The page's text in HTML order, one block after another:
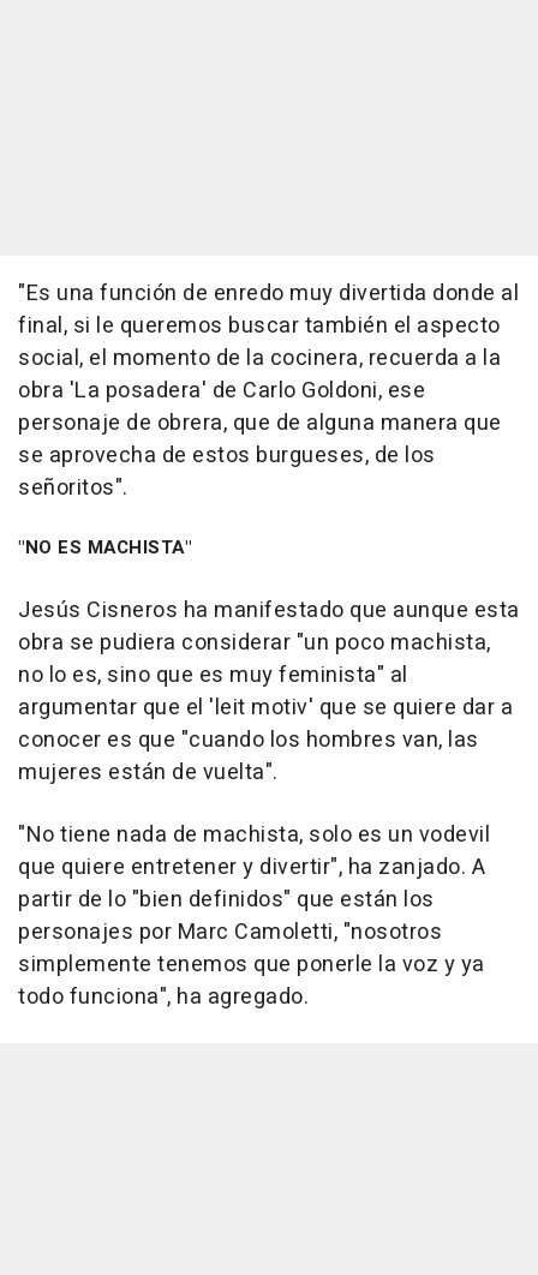
"Es una función de enredo muy divertida donde al
final, si le queremos buscar también el aspecto
social, el momento de la cocinera, recuerda a la
obra 'La posadera' de Carlo Goldoni, ese
personaje de obrera, que de alguna manera que
se aprovecha de estos burgueses, de los
señoritos".
"NO ES MACHISTA"
Jesús Cisneros ha manifestado que aunque esta
obra se pudiera considerar "un poco machista,
no lo es, sino que es muy feminista" al
argumentar que el 'leit motiv' que se quiere dar a
conocer es que "cuando los hombres van, las
mujeres están de vuelta".
"No tiene nada de machista, solo es un vodevil
que quiere entretener y divertir", ha zanjado. A
partir de lo "bien definidos" que están los
personajes por Marc Camoletti, "nosotros
simplemente tenemos que ponerle la voz y ya
todo funciona", ha agregado.